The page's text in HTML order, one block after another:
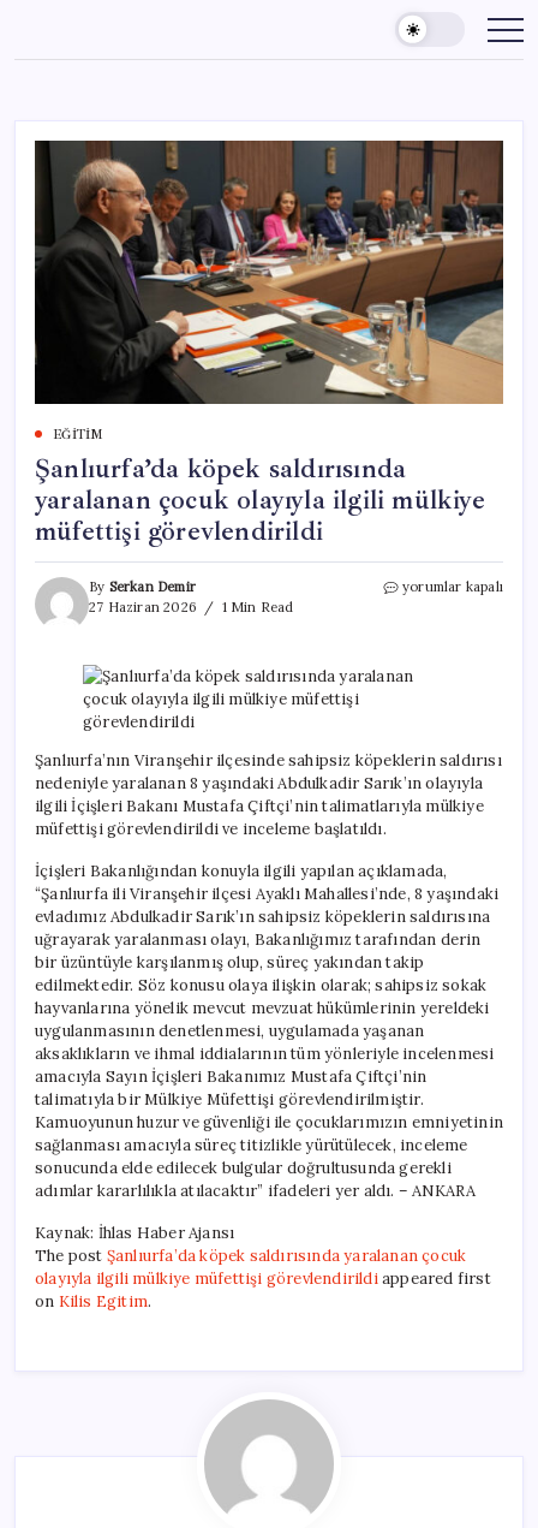
content
EĞITIM
Şanlıurfa’da köpek saldırısında
yaralanan çocuk olayıyla ilgili mülkiye
müfettişi görevlendirildi
By Serkan Demir
27 Haziran 2026
1 Min Read
Şanlıurfa’da
görevlendirildi
için
yorumlar kapalı
Şanlıurfa’nın Viranşehir ilçesinde sahipsiz köpeklerin saldırısı
nedeniyle yaralanan 8 yaşındaki Abdulkadir Sarık’ın olayıyla
ilgili İçişleri Bakanı Mustafa Çiftçi’nin talimatlarıyla mülkiye
müfettişi görevlendirildi ve inceleme başlatıldı.
İçişleri Bakanlığından konuyla ilgili yapılan açıklamada,
“Şanlıurfa ili Viranşehir ilçesi Ayaklı Mahallesi’nde, 8 yaşındaki
evladımız Abdulkadir Sarık’ın sahipsiz köpeklerin saldırısına
uğrayarak yaralanması olayı, Bakanlığımız tarafından derin
bir üzüntüyle karşılanmış olup, süreç yakından takip
edilmektedir. Söz konusu olaya ilişkin olarak; sahipsiz sokak
hayvanlarına yönelik mevcut mevzuat hükümlerinin yereldeki
uygulanmasının denetlenmesi, uygulamada yaşanan
aksaklıkların ve ihmal iddialarının tüm yönleriyle incelenmesi
amacıyla Sayın İçişleri Bakanımız Mustafa Çiftçi’nin
talimatıyla bir Mülkiye Müfettişi görevlendirilmiştir.
Kamuoyunun huzur ve güvenliği ile çocuklarımızın emniyetinin
sağlanması amacıyla süreç titizlikle yürütülecek, inceleme
sonucunda elde edilecek bulgular doğrultusunda gerekli
adımlar kararlılıkla atılacaktır” ifadeleri yer aldı. – ANKARA
Kaynak: İhlas Haber Ajansı
The post Şanlıurfa’da köpek saldırısında yaralanan çocuk
olayıyla ilgili mülkiye müfettişi görevlendirildiappeared first
on Kilis Egitim.